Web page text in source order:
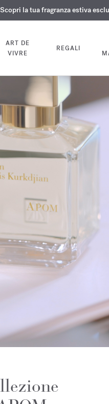
fragranza OUDvelvet moodnel
fragranze e gli oli per il corpo
la tua fragranza estiva
ART DE
VIVRE
REGALI